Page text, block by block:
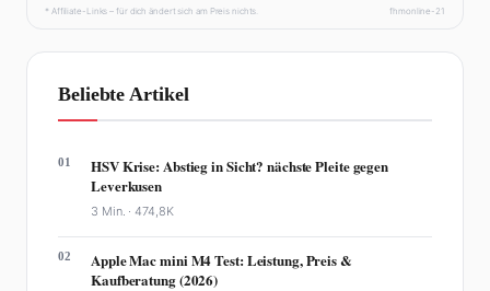
* Affiliate-Links – für dich ändert sich am Preis nichts. fhmonline-21
Beliebte Artikel
01
HSV Krise: Abstieg in Sicht? nächste Pleite gegen
Leverkusen
3 Min. ·474,8K
02
Apple Mac mini M4 Test: Leistung, Preis &
Kaufberatung (2026)